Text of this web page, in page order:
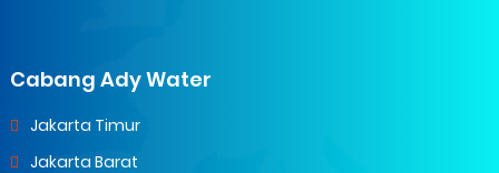
Cabang Ady Water
Jakarta Timur
Jakarta Barat